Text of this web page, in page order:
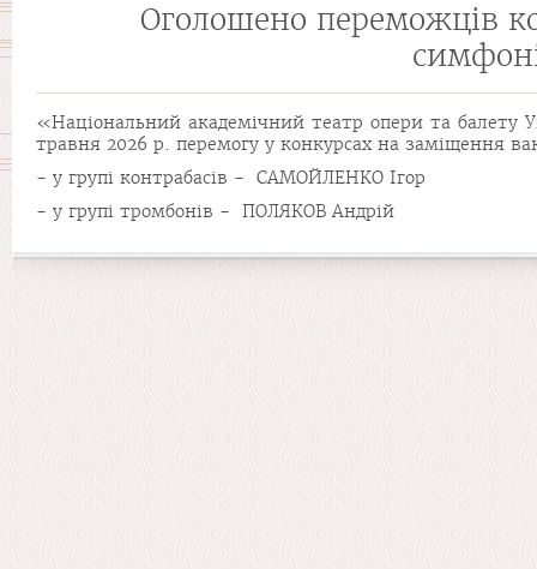
Оголошено переможців
«Національний академічний театр опери та балету
травня 2026 р. перемогу у конкурсах на заміщення
- у групі контрабасів - САМОЙЛЕНКО Ігор
- у групі тромбонів - ПОЛЯКОВ Андрій